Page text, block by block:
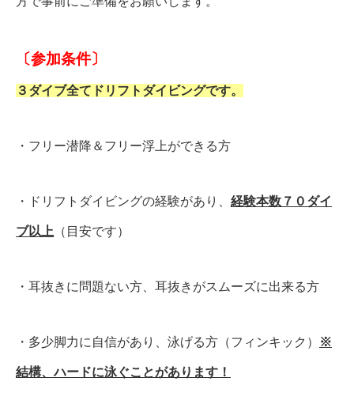
〔参加条件〕
３ダイブ全てドリフトダイビングです。
・フリー潜降＆フリー浮上ができる方
・ドリフトダイビングの経験があり、 経験本数７０ダイ
ブ以上 （目安です）
・耳抜きに問題ない方、耳抜きがスムーズに出来る方
・多少脚力に自信があり、泳げる方（フィンキック） ※
結構、ハードに泳ぐことがあります！